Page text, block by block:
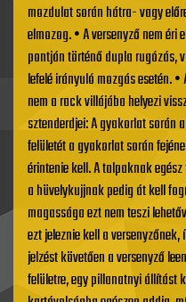
mozdulat során hátra- vagy
elmozog. • A versenyző nem éri
pontján történő dupla rugózás,
lefelé irányuló mozgás esetén.
nem a rack villájába helyezi
sztenderdjei: A gyakorlat során
felületét a gyakorlat során
érintenie kell. A talpaknak
a hüvelykujjnak pedig át kell
magassága ezt nem teszi
ezt jeleznie kell a
jelzést követően a versenyző
felületre, egy pillanatnyi állítást